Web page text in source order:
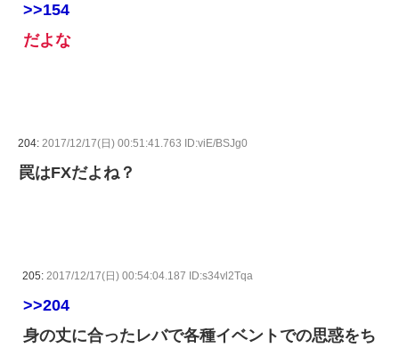
>>154
だよな
204: 2017/12/17(日) 00:51:41.763 ID:viE/BSJg0
罠はFXだよね？
205: 2017/12/17(日) 00:54:04.187 ID:s34vl2Tqa
>>204
身の丈に合ったレバで各種イベントでの思惑をち